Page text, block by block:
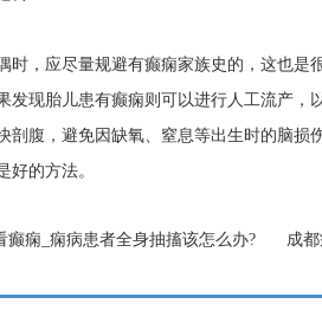
时，应尽量规避有癫痫家族史的，这也
发现胎儿患有癫痫则可以进行人工流产，
剖腹，避免因缺氧、窒息等出生时的脑损
好的方法。
癫痫_痫病患者全身抽搐该怎么办? 成